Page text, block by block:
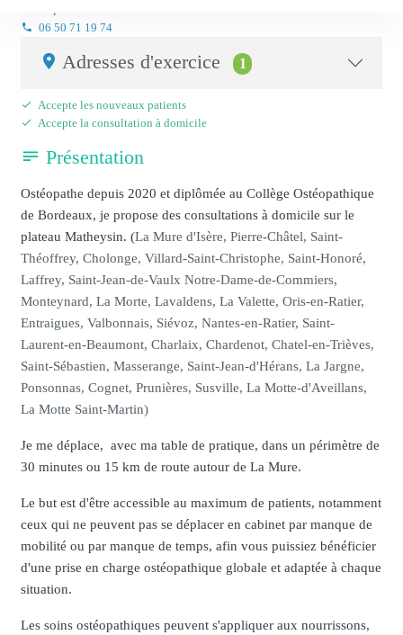
06 50 71 19 74
Adresses d'exercice 1
Accepte les nouveaux patients
Accepte la consultation à domicile
Présentation
Ostéopathe depuis 2020 et diplômée au Collège Ostéopathique
de Bordeaux, je propose des consultations à domicile sur le
plateau Matheysin. (La Mure d'Isère, Pierre-Châtel, Saint-
Théoffrey, Cholonge, Villard-Saint-Christophe, Saint-Honoré,
Laffrey, Saint-Jean-de-Vaulx Notre-Dame-de-Commiers,
Monteynard, La Morte, Lavaldens, La Valette, Oris-en-Ratier,
Entraigues, Valbonnais, Siévoz, Nantes-en-Ratier, Saint-
Laurent-en-Beaumont, Charlaix, Chardenot, Chatel-en-Trièves,
Saint-Sébastien, Masserange, Saint-Jean-d'Hérans, La Jargne,
Ponsonnas, Cognet, Prunières, Susville, La Motte-d'Aveillans,
La Motte Saint-Martin)
Je me déplace, avec ma table de pratique, dans un périmètre de
30 minutes ou 15 km de route autour de La Mure.
Le but est d'être accessible au maximum de patients, notamment
ceux qui ne peuvent pas se déplacer en cabinet par manque de
mobilité ou par manque de temps, afin vous puissiez bénéficier
d'une prise en charge ostéopathique globale et adaptée à chaque
situation.
Les soins ostéopathiques peuvent s'appliquer aux nourrissons,